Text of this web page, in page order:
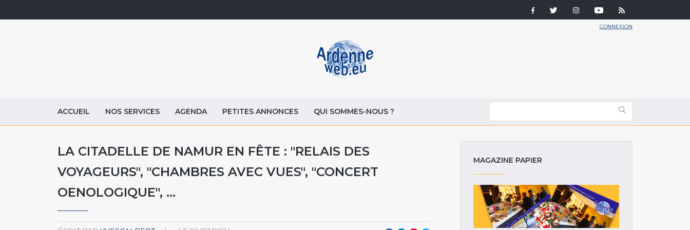
CONNEXION
ACCUEIL NOS SERVICES AGENDA PETITES ANNONCES QUI SOMMES-NOUS ?
LA CITADELLE DE NAMUR EN FÊTE : "RELAIS DES
VOYAGEURS", "CHAMBRES AVEC VUES", "CONCERT
OENOLOGIQUE", ...
MAGAZINE PAPIER